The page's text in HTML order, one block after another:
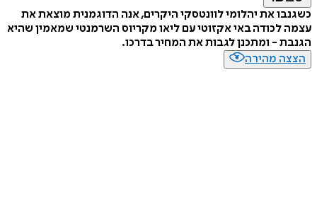
כשגנבו את יהלומי לוונטסקי היקרים, אנה הדוגמנית מוצאת את
עצמה לכודה באי אקזוטי עם ליאו מקריוס השרמנטי שמאמין שהיא
הגנבת - ומתכנן לגבות את המחיר בדרכו.
הצצה מהירה